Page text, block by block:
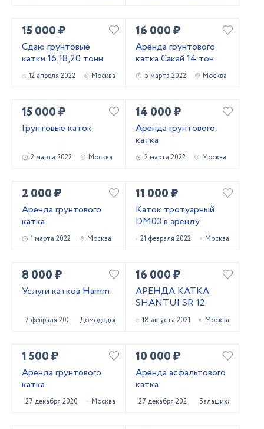
15 000 ₽
Сдаю грунтовые
катки 16,18,20 тонн
12 апреля 2022 Москва
16 000 ₽
Аренда грунтового
катка Сакай 14 тон
5 марта 2022 Москва
15 000 ₽
Грунтовые каток
2 марта 2022 Москва
14 000 ₽
Аренда грунтового
катка
2 марта 2022 Москва
2 000 ₽
Аренда грунтового
катка
1 марта 2022 Москва
11 000 ₽
Каток тротуарный
DM03 в аренду
21 февраля 2022 Москва
8 000 ₽
Услуги катков Hamm
7 февраля 2022 Домодедово
16 000 ₽
АРЕНДА КАТКА
SHANTUI SR 12
18 августа 2021 Москва
1 500 ₽
Аренда грунтового
катка
27 декабря 2020 Москва
10 000 ₽
Аренда асфальтового
катка
27 декабря 2020 Балашиха